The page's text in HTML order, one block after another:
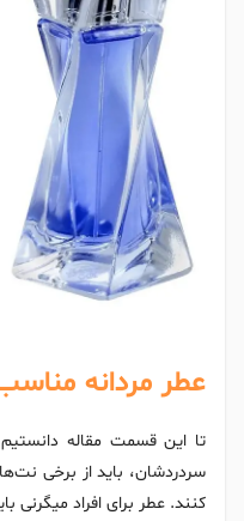
عطر مردانه
تا این قسمت مقاله
سردردشان، باید از برخی
کنند. عطر برای افراد میگرنی